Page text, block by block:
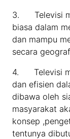
3. Televisi
biasa dalam
dan mampu
secara
4. Televisi
dan efisien
dibawa oleh
masyarakat
konsep
tentunya